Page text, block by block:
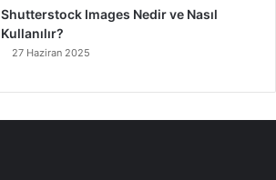
Shutterstock Images Nedir ve Nasıl
Kullanılır?
27 Haziran 2025